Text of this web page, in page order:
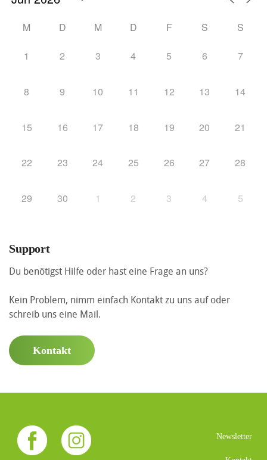
M D M D F S S
1 2 3 4 5 6 7
8 9 10 11 12 13 14
15 16 17 18 19 20 21
22 23 24 25 26 27 28
29 30 1 2 3 4 5
Support
Du benötigst Hilfe oder hast eine Frage an uns?
Kein Problem, nimm einfach Kontakt zu uns auf oder
schreib uns eine Mail.
Kontakt
Newsletter